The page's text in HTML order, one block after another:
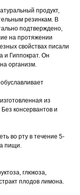
продукт,
резинкам. В
подтверждено,
на протяжении
свойствах писали
и Гиппократ. Он
организм.
из
консервантов и
во рту в течение 5-
пищи.
глюкоза,
плодов лимона.